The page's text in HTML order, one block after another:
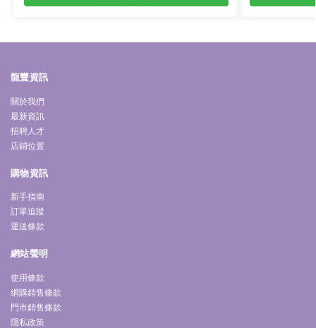
龍豐資訊
關於我們
最新資訊
招聘人才
店鋪位置
購物資訊
新手指南
訂單追蹤
運送條款
網站聲明
使用條款
網購銷售條款
門市銷售條款
隱私政策